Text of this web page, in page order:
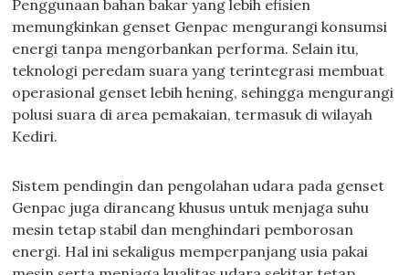
Penggunaan bahan bakar yang lebih efisien
memungkinkan genset Genpac mengurangi konsumsi
energi tanpa mengorbankan performa. Selain itu,
teknologi peredam suara yang terintegrasi membuat
operasional genset lebih hening, sehingga mengurangi
polusi suara di area pemakaian, termasuk di wilayah
Kediri.
Sistem pendingin dan pengolahan udara pada genset
Genpac juga dirancang khusus untuk menjaga suhu
mesin tetap stabil dan menghindari pemborosan
energi. Hal ini sekaligus memperpanjang usia pakai